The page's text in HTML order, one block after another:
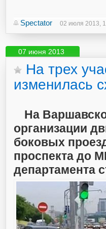
Spectator 02 июля 2013,
07 июня 2013
На трех
изменилась
На
организации
боковых
проспекта до
департамента